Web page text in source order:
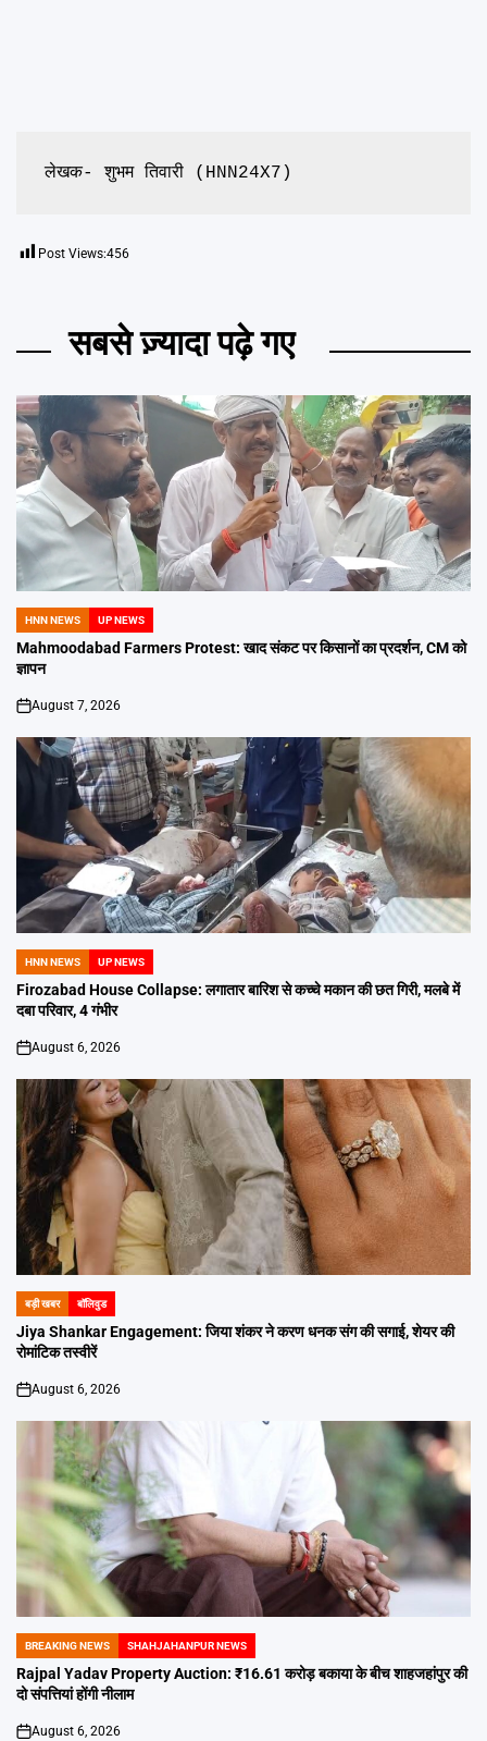
लेखक- शुभम तिवारी (HNN24X7)
Post Views:456
सबसे ज़्यादा पढ़े गए
POSTED
IN
HNN NEWS UP NEWS
Mahmoodabad Farmers Protest: खाद संकट पर किसानों का प्रदर्शन, CM को
ज्ञापन
on
August 7, 2026
POSTED
IN
HNN NEWS UP NEWS
Firozabad House Collapse: लगातार बारिश से कच्चे मकान की छत गिरी, मलबे में
दबा परिवार, 4 गंभीर
on
August 6, 2026
POSTED
IN
बड़ी खबर बॉलिवुड
Jiya Shankar Engagement: जिया शंकर ने करण धनक संग की सगाई, शेयर की
रोमांटिक तस्वीरें
on
August 6, 2026
POSTED
IN
BREAKING NEWS SHAHJAHANPUR NEWS
Rajpal Yadav Property Auction: ₹16.61 करोड़ बकाया के बीच शाहजहांपुर की
दो संपत्तियां होंगी नीलाम
August 6, 2026